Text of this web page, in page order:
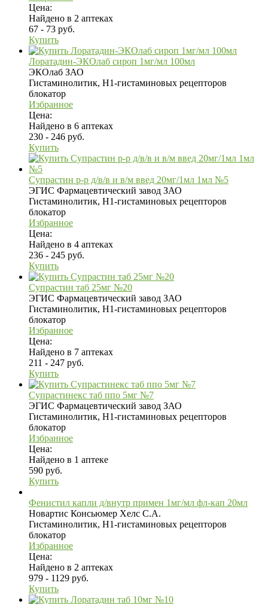
Цена:
Найдено в 2 аптеках
67 - 73 руб.
Купить
Лоратадин-ЭКОлаб сироп 1мг/мл 100мл
ЭКОлаб ЗАО
Гистаминолитик, H1-гистаминовых рецепторов
блокатор
Избранное
Цена:
Найдено в 6 аптеках
230 - 246 руб.
Купить
Супрастин р-р д/в/в и в/м введ 20мг/1мл 1мл №5
ЭГИС Фармацевтический завод ЗАО
Гистаминолитик, H1-гистаминовых рецепторов
блокатор
Избранное
Цена:
Найдено в 4 аптеках
236 - 245 руб.
Купить
Супрастин таб 25мг №20
ЭГИС Фармацевтический завод ЗАО
Гистаминолитик, H1-гистаминовых рецепторов
блокатор
Избранное
Цена:
Найдено в 7 аптеках
211 - 247 руб.
Купить
Супрастинекс таб ппо 5мг №7
ЭГИС Фармацевтический завод ЗАО
Гистаминолитик, H1-гистаминовых рецепторов
блокатор
Избранное
Цена:
Найдено в 1 аптеке
590 руб.
Купить
Фенистил капли д/внутр примен 1мг/мл фл-кап 20мл
Новартис Консьюмер Хелс С.А.
Гистаминолитик, H1-гистаминовых рецепторов
блокатор
Избранное
Цена:
Найдено в 2 аптеках
979 - 1129 руб.
Купить